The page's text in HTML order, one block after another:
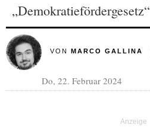
„Demokratiefördergesetz“
VON MARCO GALLINA
Do, 22. Februar 2024